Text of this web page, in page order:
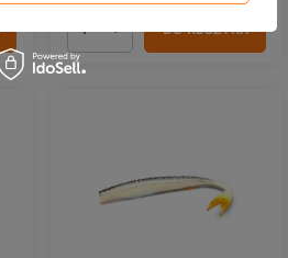
Ilość produktówDO KOSZYKA